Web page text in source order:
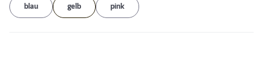
blau gelb pink